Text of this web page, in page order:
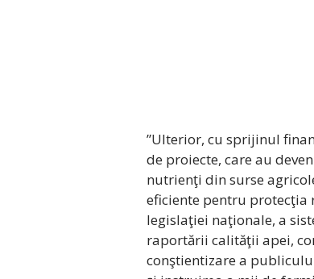
”Ulterior, cu sprijinul
de proiecte, care au
nutrienţi din surse
eficiente pentru protecţia
legislaţiei naţionale, a
raportării calităţii apei,
conştientizare a